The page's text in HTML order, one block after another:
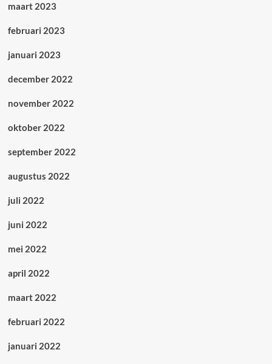
maart 2023
februari 2023
januari 2023
december 2022
november 2022
oktober 2022
september 2022
augustus 2022
juli 2022
juni 2022
mei 2022
april 2022
maart 2022
februari 2022
januari 2022